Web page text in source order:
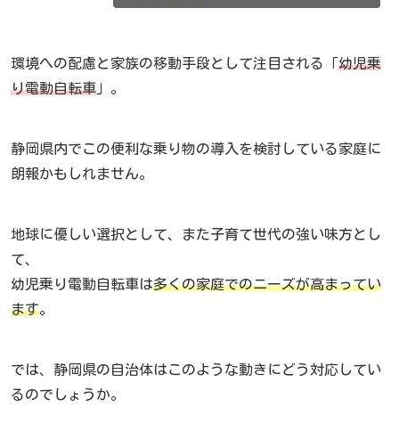
環境への配慮と家族の移動手段として注目される「幼児乗
り電動自転車 」。
静岡県内でこの便利な乗り物の導入を検討している家庭に
朗報かもしれません。
地球に優しい選択として、また子育て世代の強い味方とし
て、
幼児乗り電動自転車は多くの家庭でのニーズが高まってい
ます。
では、静岡県の自治体はこのような動きにどう対応してい
るのでしょうか。